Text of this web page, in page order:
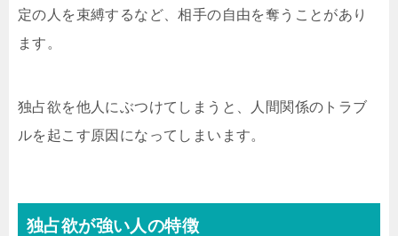
定の人を束縛するなど、相手の自由を奪うことがあり
ます。
独占欲を他人にぶつけてしまうと、人間関係のトラブ
ルを起こす原因になってしまいます。
独占欲が強い人の特徴